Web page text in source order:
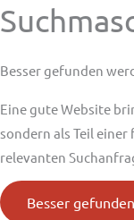
Besser gefunden
Eine gute Website
sondern als Teil
relevanten
Besser